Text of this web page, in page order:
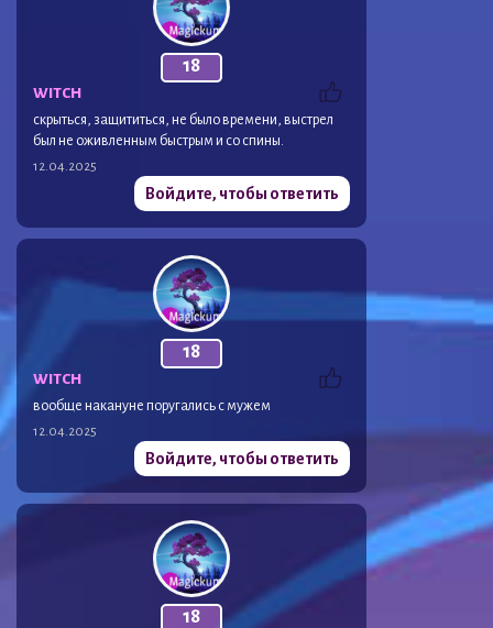
18
WITCH
скрыться, защититься, не было времени, выстрел
был не оживленным быстрым и со спины.
12.04.2025
Войдите, чтобы ответить
18
WITCH
вообще накануне поругались с мужем
12.04.2025
Войдите, чтобы ответить
18